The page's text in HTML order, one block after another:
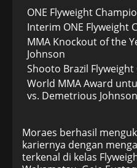
ONE Flyweight
Interim ONE Flyweight
MMA Knockout of the
Johnson
Shooto Brazil
World MMA Award
vs. Demetrious
Moraes berhasil
kariernya dengan
terkenal di kelas